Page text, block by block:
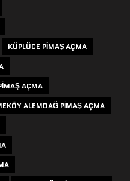
KÜPLÜCE PIMAŞ AÇMA
AÇMA
ALEMDAĞ PIMAŞ AÇMA